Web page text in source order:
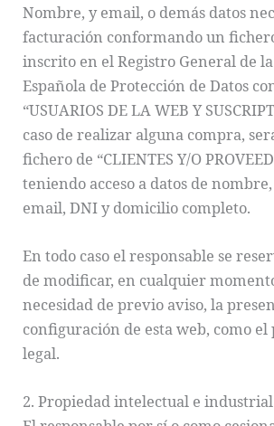
Nombre, y email, o demás datos
facturación conformando un
inscrito en el Registro General de
Española de Protección de Datos
“USUARIOS DE LA WEB Y
caso de realizar alguna compra,
fichero de “CLIENTES Y/O
teniendo acceso a datos de
email, DNI y domicilio completo.
En todo caso el responsable se
de modificar, en cualquier
necesidad de previo aviso, la
configuración de esta web, como el
legal.
2. Propiedad intelectual e industrial